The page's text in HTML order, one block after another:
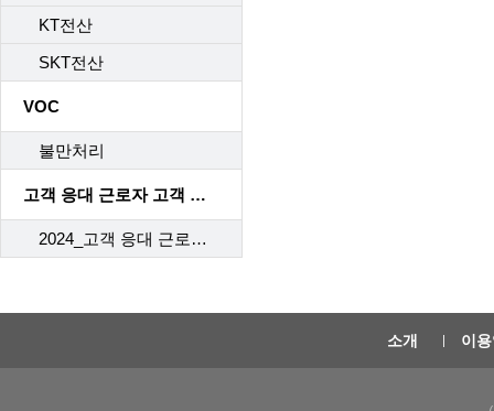
KT전산
SKT전산
VOC
불만처리
고객 응대 근로자 고객 응대 매뉴얼
2024_고객 응대 근로자 고객 응대 매뉴얼
소개 이